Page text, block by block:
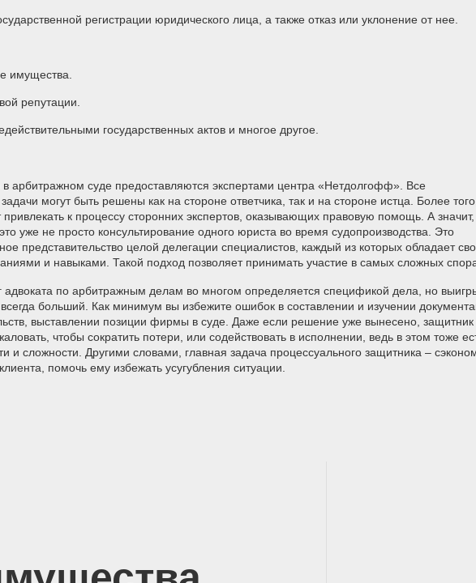
регистрации юридического лица, а также отказ или уклонение от нее.
имущества.
репутации.
государственных актов и многое другое.
в арбитражном суде предоставляются экспертами центра «Нетдолгофф». Все
могут быть решены как на стороне ответчика, так и на стороне истца. Более
к процессу сторонних экспертов, оказывающих правовую помощь. А
уже не просто консультирование одного юриста во время судопроизводства. Это
представительство целой делегации специалистов, каждый из которых обладает
и навыками. Такой подход позволяет принимать участие в самых сложных
адвоката по арбитражным делам во многом определяется спецификой дела, но
всегда больший. Как минимум вы избежите ошибок в составлении и изучении
выставлении позиции фирмы в суде. Даже если решение уже вынесено, защитник
чтобы сократить потери, или содействовать в исполнении, ведь в этом тоже
и сложности. Другими словами, главная задача процессуального защитника –
помочь ему избежать усугубления ситуации.